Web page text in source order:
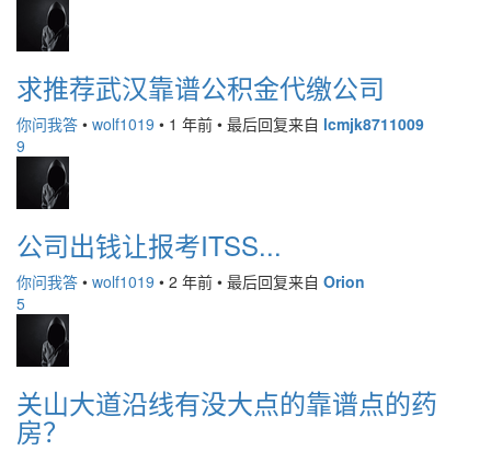
求推荐武汉靠谱公积金代缴公司
你问我答 • wolf1019 • 1 年前 • 最后回复来自 lcmjk8711009
9
公司出钱让报考ITSS...
你问我答 • wolf1019 • 2 年前 • 最后回复来自 Orion
5
关山大道沿线有没大点的靠谱点的药
房？